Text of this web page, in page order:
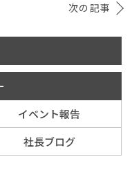
次の記事
イベント報告
社長ブログ